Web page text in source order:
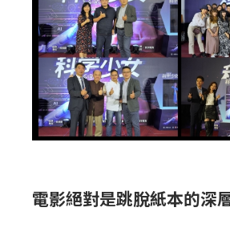
電影絕對是跳脫紙本的深